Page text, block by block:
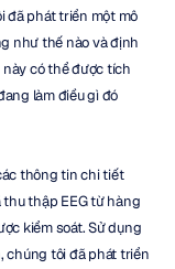
đã phát triển một mô
như thế nào và định
có thể được tích
làm điều gì đó
thông tin chi tiết
thập EEG từ hàng
kiểm soát. Sử dụng
chúng tôi đã phát triển